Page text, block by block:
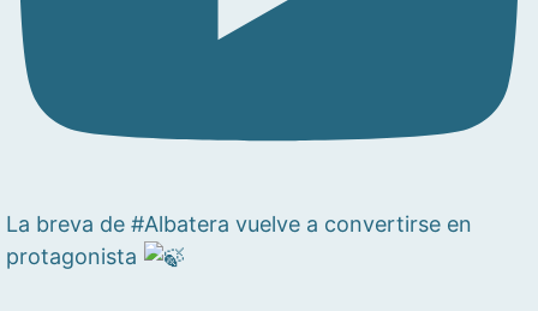
La breva de #Albatera vuelve a convertirse en
protagonista